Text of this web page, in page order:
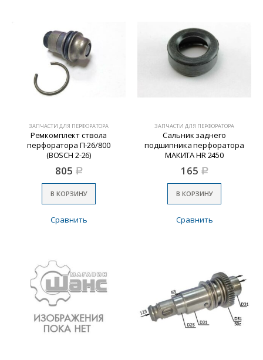
ЗАПЧАСТИ ДЛЯ ПЕРФОРАТОРА
Ремкомплект ствола
перфоратора П-26/800
(BOSCH 2-26)
805 Р
В КОРЗИНУ
Сравнить
ЗАПЧАСТИ ДЛЯ ПЕРФОРАТОРА
Сальник заднего
подшипника перфоратора
МАКИТА HR 2450
165 Р
В КОРЗИНУ
Сравнить